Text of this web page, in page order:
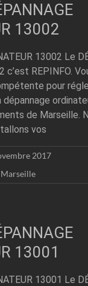
13002
13002 Le
c’est REPINFO.
pour
de Marseille.
vos
2017
13001
13001 Le